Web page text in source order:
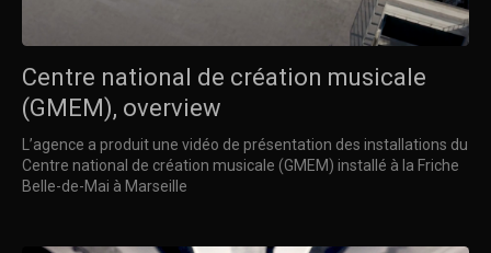
Centre national de création musicale
(GMEM), overview
L’agence a produit une vidéo de présentation des installations du
Centre national de création musicale (GMEM) installé à la Friche
Belle-de-Mai à Marseille